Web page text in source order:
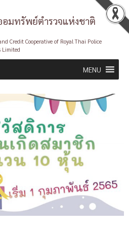
มทรัพย์ตำรวจแห่งชาติ
Credit Cooperative of Royal Thai Police
Limited
MENU